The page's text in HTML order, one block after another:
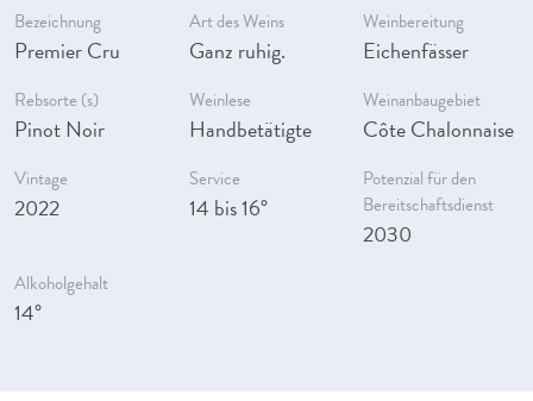
Bezeichnung
Premier Cru
Art des Weins
Ganz ruhig.
Weinbereitung
Eichenfässer
Rebsorte (s)
Pinot Noir
Weinlese
Handbetätigte
Weinanbaugebiet
Côte Chalonnaise
Vintage
2022
Service
14 bis 16°
Potenzial für den
Bereitschaftsdienst
2030
Alkoholgehalt
14°